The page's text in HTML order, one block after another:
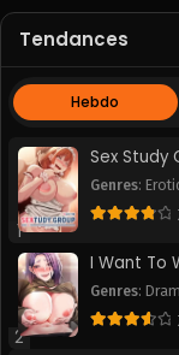
Chapitre 34
October 17, 2025
Chapitre 32
October 17, 2025
Chapitre 30
October 17, 2025
Chapitre 28
October 17, 2025
Tendances
Hebdo
1
Sex Study
Genres:
Webtoon
2
I Want To
Genres:
Webtoon